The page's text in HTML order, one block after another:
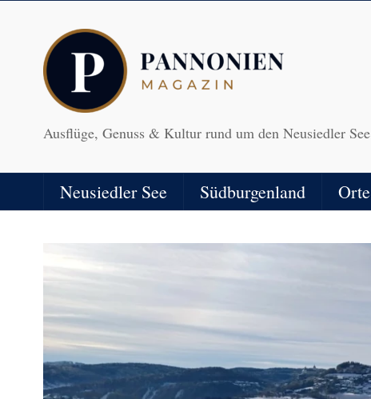
Ausflüge, Genuss & Kultur rund um den Neusiedler See
Neusiedler See Südburgenland Orte